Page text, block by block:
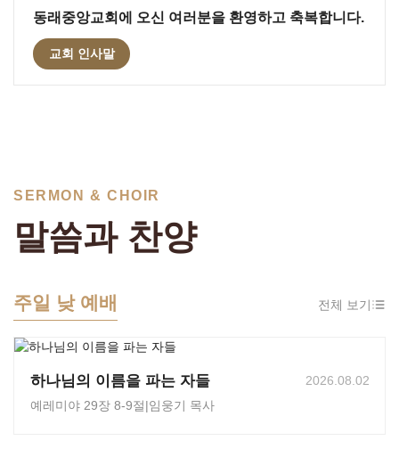
동래중앙교회에 오신 여러분을 환영하고 축복합니다.
교회 인사말
SERMON & CHOIR
말씀과 찬양
주일 낮 예배 전체 보기
하나님의 이름을 파는 자들
예레미야 29장 8-9절|임웅기 목사
2026.08.02